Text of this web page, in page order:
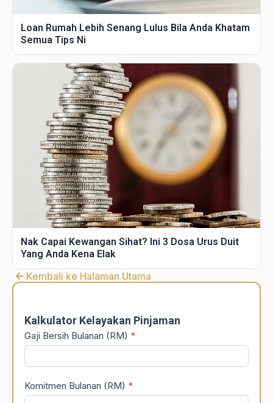
Loan Rumah Lebih Senang Lulus Bila Anda Khatam
Semua Tips Ni
Nak Capai Kewangan Sihat? Ini 3 Dosa Urus Duit
Yang Anda Kena Elak
Kembali ke Halaman Utama
Kalkulator Kelayakan Pinjaman
Gaji Bersih Bulanan (RM) *
Komitmen Bulanan (RM) *